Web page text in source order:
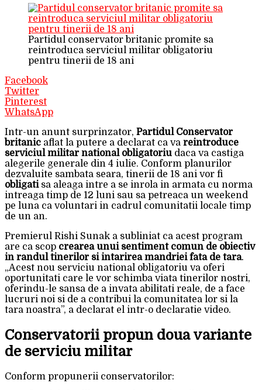
Partidul conservator britanic promite sa
reintroduca serviciul militar obligatoriu
pentru tinerii de 18 ani
Facebook
Twitter
Pinterest
WhatsApp
Intr-un anunt surprinzator, Partidul Conservator
britanic aflat la putere a declarat ca va reintroduce
serviciul militar national obligatoriu daca va castiga
alegerile generale din 4 iulie. Conform planurilor
dezvaluite sambata seara, tinerii de 18 ani vor fi
obligatisa aleaga intre a se inrola in armata cu norma
intreaga timp de 12 luni sau sa petreaca un weekend
pe luna ca voluntari in cadrul comunitatii locale timp
de un an.
Premierul Rishi Sunak a subliniat ca acest program
are ca scop crearea unui sentiment comun de obiectiv
in randul tinerilor si intarirea mandriei fata de tara.
„Acest nou serviciu national obligatoriu va oferi
oportunitati care le vor schimba viata tinerilor nostri,
oferindu-le sansa de a invata abilitati reale, de a face
lucruri noi si de a contribui la comunitatea lor si la
tara noastra”, a declarat el intr-o declaratie video.
Conservatorii propun doua variante
de serviciu militar
Conform propunerii conservatorilor: